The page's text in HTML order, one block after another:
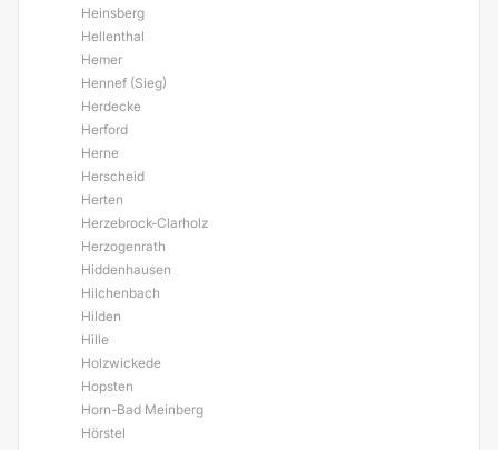
Heinsberg
Hellenthal
Hemer
Hennef (Sieg)
Herdecke
Herford
Herne
Herscheid
Herten
Herzebrock-Clarholz
Herzogenrath
Hiddenhausen
Hilchenbach
Hilden
Hille
Holzwickede
Hopsten
Horn-Bad Meinberg
Hörstel